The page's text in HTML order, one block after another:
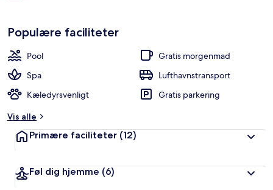
Populære faciliteter
Pool
Gratis morgenmad
Spa
Lufthavnstransport
Kæledyrsvenligt
Gratis parkering
Vis alle
Primære faciliteter (12)
Føl dig hjemme (6)